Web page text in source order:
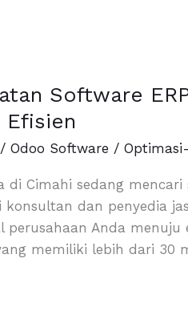
Software
Efisien
/Odoo Software /
di Cimahi sedang
konsultan dan penyedia
Anda menuju
memiliki lebih dari